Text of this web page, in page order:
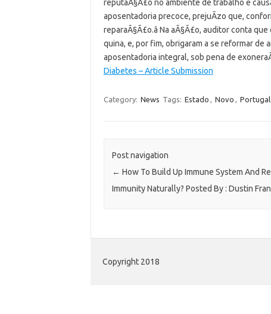
reputaÃ§Ã£o no ambiente de trabalho e
aposentadoria precoce, prejuÃ­zo que,
reparaÃ§Ã£o.â Na aÃ§Ã£o, auditor conta
quina, e, por fim, obrigaram a se reformar de
aposentadoria integral, sob pena de
Diabetes – Article Submission
Category: News Tags: Estado Novo Portugal
Post navigation
← How To Build Up Immune System And
Immunity Naturally? Posted By : Dustin
Copyright 2018